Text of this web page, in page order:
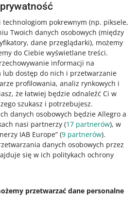
technologiom pokrewnym (np. piksele,
Twoich danych osobowych (między
dane przeglądarki), możemy
do Ciebie wyświetlane treści.
informacji na
lub dostęp do nich i przetwarzanie
profilowania, analiz rynkowych i
że łatwiej będzie odnaleźć Ci w
szukasz i potrzebujesz.
danych osobowych będzie Allegro a
nasi partnerzy (17 partnerów), w
IAB Europe” (9 partnerów).
danych osobowych przez
się w ich politykach ochrony
przetwarzać dane personalne
krokach dotyczących sprzedaży
Allegro.
nowości?
10 - Rewelacja
3 4 5 6 7
8 9 10